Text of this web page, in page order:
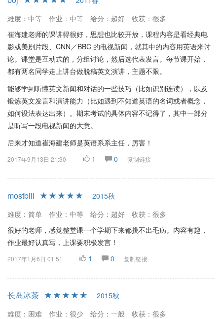
难度：中等
作业：中等 给分：超好
收获：很多
崔海建老师的课讲得很好，思想也比较开放，课程内容是看经典电
影或美剧片段、CNN／BBC 的电视新闻，就其中的内容用英语来讨
论。课堂是互动式的，分组讨论，然后选代表发言。每节课开始，
都有两名同学走上讲台做脱稿英文演讲，主题不限。
能够学到听懂英文新闻和对话的一些技巧（比如识别连读），以及
锻炼英文发言和演讲能力（比如遇到不知道英语的名词或者概念，
如何设法表达出来）。期末考试的具体内容不记得了，其中一部分
是听写一段电视新闻的大意。
后来才知道崔海建老师是英语系系主任，厉害！
2017年9月13日 21:30 1 0 复制链接
mostbill
2015秋
难度：简单
作业：中等 给分：超好
收获：很多
很好的老师，感觉整堂课一个学期下来都挑不出毛病。内容有趣，
作业最好认真写，上课要积极发言！
2017年1月6日 01:51 1 0 复制链接
长岛冰茶
2015秋
难度：困难
作业：很少 给分：一般
收获：很多